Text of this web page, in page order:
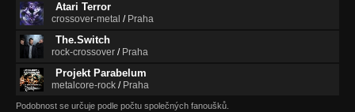
Atari Terror
crossover-metal / Praha
The.Switch
rock-crossover / Praha
Projekt Parabelum
metalcore-rock / Praha
Podobnost se určuje podle počtu společných fanoušků.